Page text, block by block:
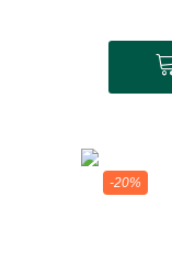
-20%